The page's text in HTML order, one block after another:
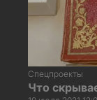
Спецпроекты
Что